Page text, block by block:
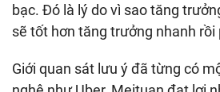
bạc. Đó là lý do vì sao tăng
sẽ tốt hơn tăng trưởng nhanh rồi
Giới quan sát lưu ý đã từng có